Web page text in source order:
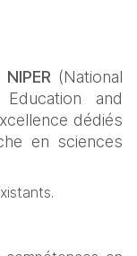
NIPER (National
and
dédiés
en sciences